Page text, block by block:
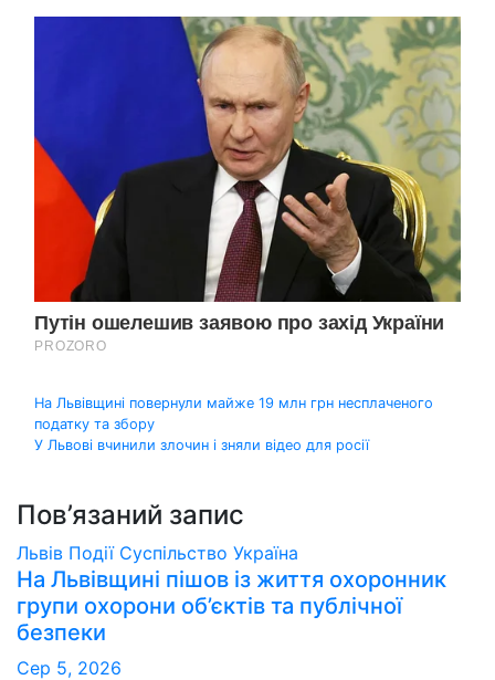
Навігація
записів
На Львівщині повернули майже 19 млн грн несплаченого
податку та збору
У Львові вчинили злочин і зняли відео для росії
Пов’язаний запис
Львів Події Суспільство Україна
На Львівщині пішов із життя охоронник
групи охорони об’єктів та публічної
безпеки
Сер 5, 2026